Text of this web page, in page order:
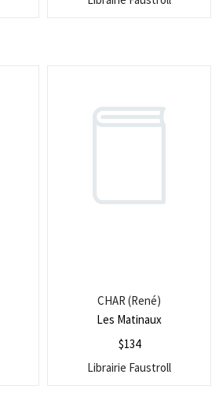
Les Matinaux
CHAR (René)
$134
Librairie Faustroll